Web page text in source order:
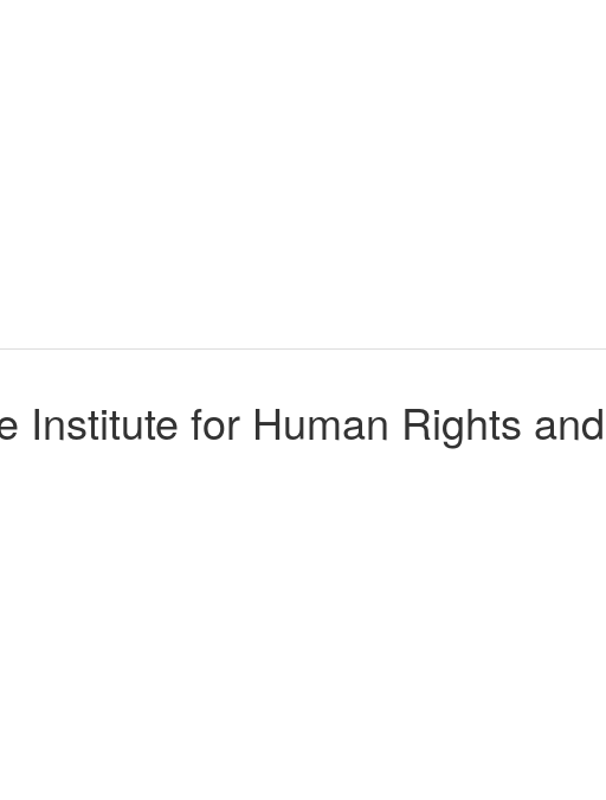
Institute for Human Rights and